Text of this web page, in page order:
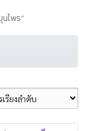
ไพร”